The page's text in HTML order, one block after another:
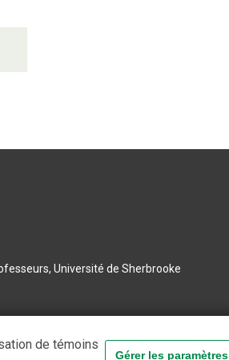
Université de Sherbrooke
de témoins
Gérer les paramètres